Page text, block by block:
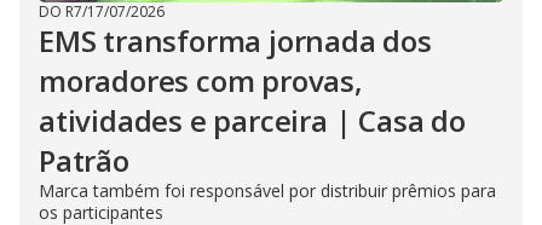
DO R7/17/07/2026
EMS transforma jornada dos
moradores com provas,
atividades e parceira | Casa do
Patrão
Marca também foi responsável por distribuir prêmios para
os participantes